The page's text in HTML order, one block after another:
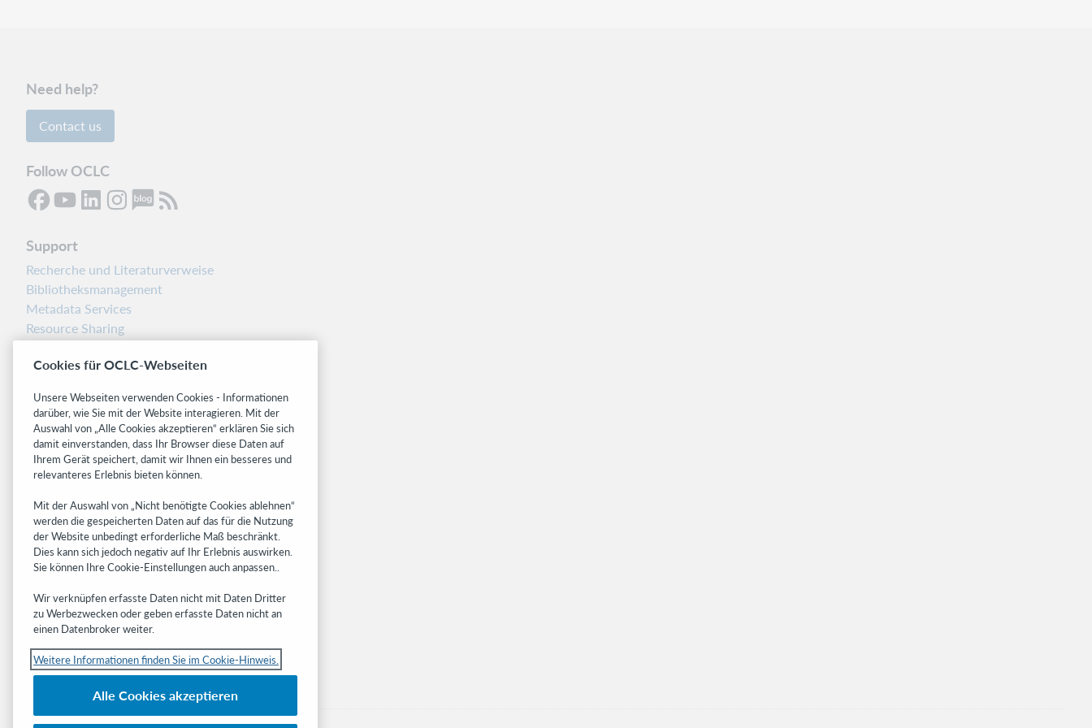
Need help?
Contact us
Follow OCLC
Support
Recherche und Literaturverweise
Bibliotheksmanagement
Metadata Services
Resource Sharing
Freigabemitteilungen
Related sites
OCLC.org
BibFormats
Research
WebJunction
Developer Network
Get the latest product updates, research,
events, and much more—right to your inbox.
Subscribe now
Cookies für OCLC-Webseiten
Unsere Webseiten verwenden Cookies - Informationen
darüber, wie Sie mit der Website interagieren. Mit der
Auswahl von „Alle Cookies akzeptieren“ erklären Sie sich
damit einverstanden, dass Ihr Browser diese Daten auf
Ihrem Gerät speichert, damit wir Ihnen ein besseres und
relevanteres Erlebnis bieten können.
Mit der Auswahl von „Nicht benötigte Cookies ablehnen“
werden die gespeicherten Daten auf das für die Nutzung
der Website unbedingt erforderliche Maß beschränkt.
Dies kann sich jedoch negativ auf Ihr Erlebnis auswirken.
Sie können Ihre Cookie-Einstellungen auch anpassen..
Wir verknüpfen erfasste Daten nicht mit Daten Dritter
zu Werbezwecken oder geben erfasste Daten nicht an
einen Datenbroker weiter.
Weitere Informationen finden Sie im Cookie-Hinweis.
Alle Cookies akzeptieren